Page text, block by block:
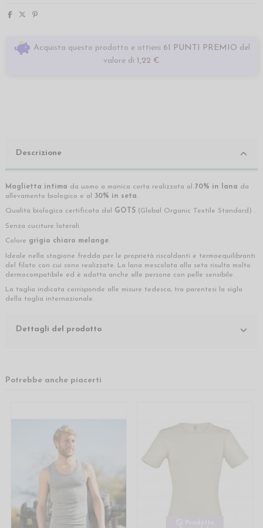
Acquista questo prodotto e ottieni 61 PUNTI PREMIO del
valore di 1,22 €
Descrizione
Maglietta intima da uomo a manica corta realizzata al 70% in lana da
allevamento biologico e al 30% in seta.
Qualità biologica certificata dal GOTS (Global Organic Textile Standard) .
Senza cuciture laterali.
Colore grigio chiaro melange.
Ideale nella stagione fredda per le proprietà riscaldanti e termoequilibranti
del filato con cui sono realizzate. La lana mescolata alla seta risulta molto
dermocompatibile ed è adatta anche alle persone con pelle sensibile.
La taglia indicata corrisponde alle misure tedesca, tra parentesi la sigla
della taglia internazionale.
Dettagli del prodotto
Potrebbe anche piacerti